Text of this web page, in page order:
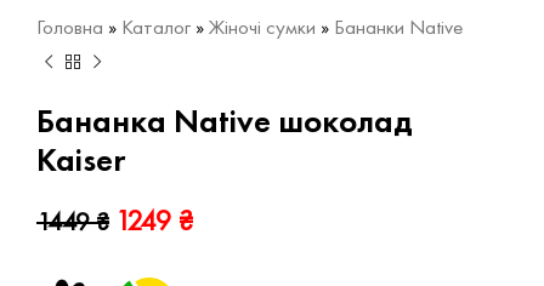
Головна » Каталог »Жіночі сумки » Бананки Native
Бананка Native шоколад
Kaiser
1449₴ 1249 ₴